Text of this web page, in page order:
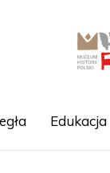
Edukacja